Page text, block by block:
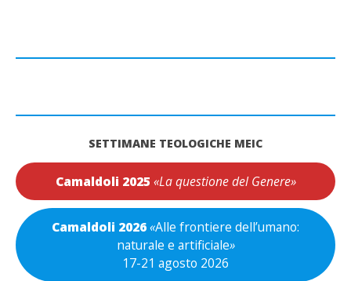
SETTIMANE TEOLOGICHE MEIC
Camaldoli 2025 «La questione del Genere»
Camaldoli 2026«Alle frontiere dell’umano:
naturale e artificiale»
17-21 agosto 2026